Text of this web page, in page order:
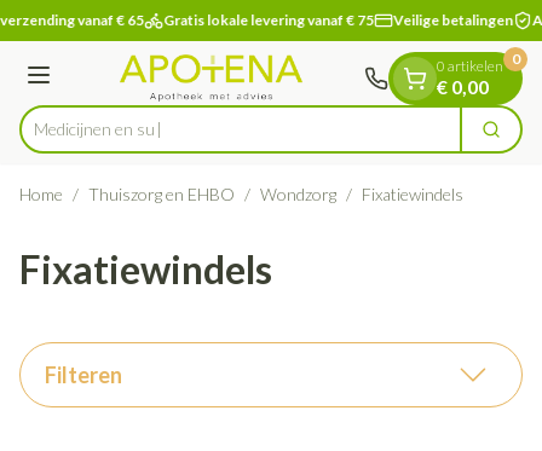
Ga naar de inhoud
1 van 1vanaf € 65 Gratis lokale levering vanaf € 75 Veilige betalingen
Menu
Product, merk, categorie... Zoek
0 artikelen
€ 0,00
0
Home / Thuiszorg en EHBO / Wondzorg / Fixatiewindels
Fixatiewindels
Filteren